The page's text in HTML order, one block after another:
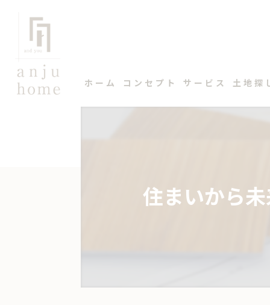
ホーム コンセプト サービス 土地探
住まいから